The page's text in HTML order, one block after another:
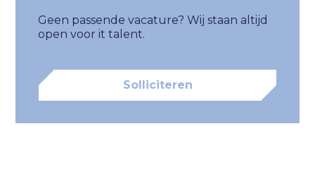
Geen passende vacature? Wij staan altijd
open voor it talent.
Solliciteren
Ik ga akkoord met hetprivacybeleid